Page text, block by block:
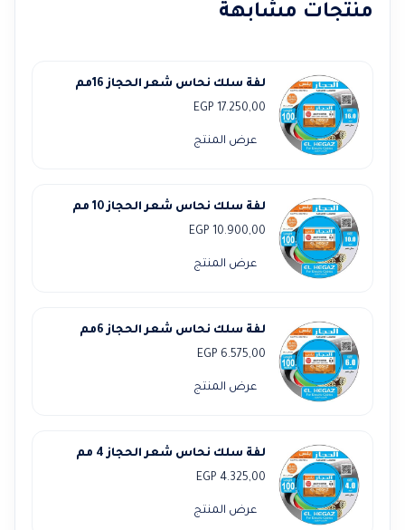
منتجات مشابهة
لفة سلك نحاس شعر الحجاز 16مم
17.250,00
EGP
عرض المنتج
لفة سلك نحاس شعر الحجاز 10 مم
10.900,00
EGP
عرض المنتج
لفة سلك نحاس شعر الحجاز 6مم
6.575,00
EGP
عرض المنتج
لفة سلك نحاس شعر الحجاز 4 مم
4.325,00
EGP
عرض المنتج